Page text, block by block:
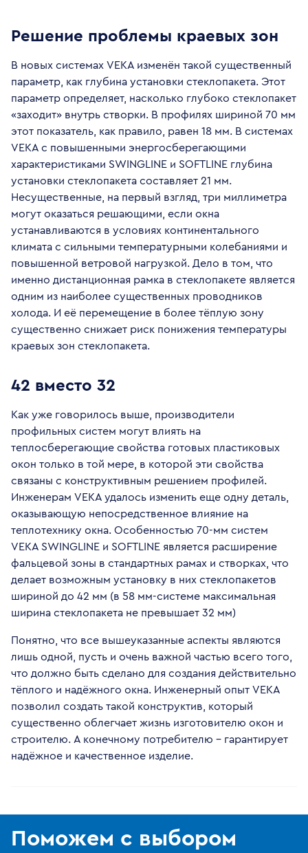
Решение проблемы краевых зон
В новых системах VEKA изменён такой существенный
параметр, как глубина установки стеклопакета. Этот
параметр определяет, насколько глубоко стеклопакет
«заходит» внутрь створки. В профилях шириной 70 мм
этот показатель, как правило, равен 18 мм. В системах
VEKA с повышенными энергосберегающими
характеристиками SWINGLINE и SOFTLINE глубина
установки стеклопакета составляет 21 мм.
Несущественные, на первый взгляд, три миллиметра
могут оказаться решающими, если окна
устанавливаются в условиях континентального
климата с сильными температурными колебаниями и
повышенной ветровой нагрузкой. Дело в том, что
именно дистанционная рамка в стеклопакете является
одним из наиболее существенных проводников
холода. И её перемещение в более тёплую зону
существенно снижает риск понижения температуры
краевых зон стеклопакета.
42 вместо 32
Как уже говорилось выше, производители
профильных систем могут влиять на
теплосберегающие свойства готовых пластиковых
окон только в той мере, в которой эти свойства
связаны с конструктивным решением профилей.
Инженерам VEKA удалось изменить еще одну деталь,
оказывающую непосредственное влияние на
теплотехнику окна. Особенностью 70-мм систем
VEKA SWINGLINE и SOFTLINE является расширение
фальцевой зоны в стандартных рамах и створках, что
делает возможным установку в них стеклопакетов
шириной до 42 мм (в 58 мм-системе максимальная
ширина стеклопакета не превышает 32 мм)
Понятно, что все вышеуказанные аспекты являются
лишь одной, пусть и очень важной частью всего того,
что должно быть сделано для создания действительно
тёплого и надёжного окна. Инженерный опыт VEKA
позволил создать такой конструктив, который
существенно облегчает жизнь изготовителю окон и
строителю. А конечному потребителю – гарантирует
надёжное и качественное изделие.
Поможем с выбором